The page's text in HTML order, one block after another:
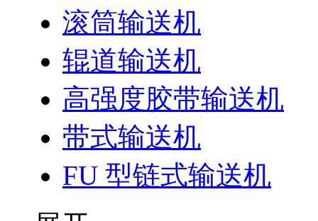
滚筒输送机
辊道输送机
高强度胶带输送机
带式输送机
FU 型链式输送机